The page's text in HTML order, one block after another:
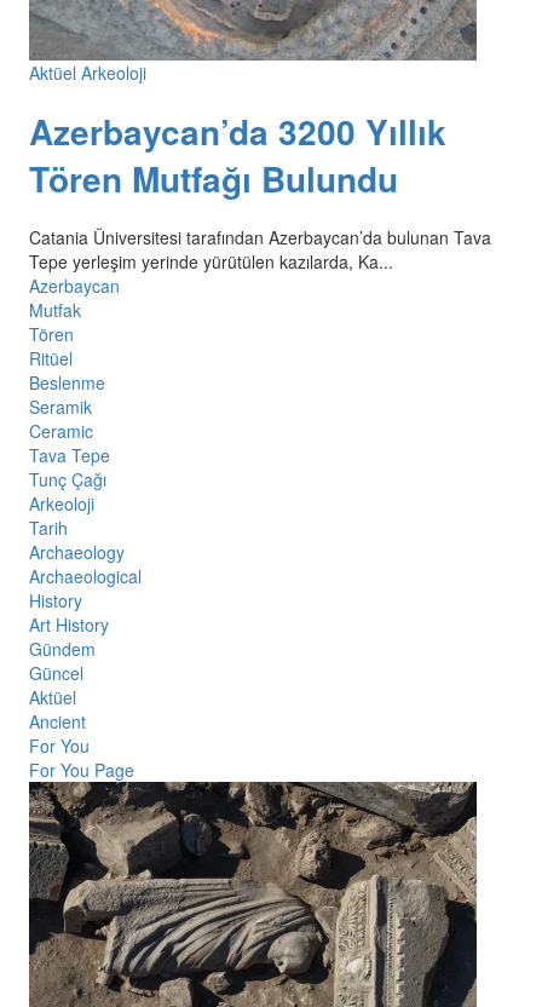
Aktüel Arkeoloji
Azerbaycan’da 3200 Yıllık
Tören Mutfağı Bulundu
Catania Üniversitesi tarafından Azerbaycan’da bulunan Tava
Tepe yerleşim yerinde yürütülen kazılarda, Ka...
Azerbaycan
Mutfak
Tören
Ritüel
Beslenme
Seramik
Ceramic
Tava Tepe
Tunç Çağı
Arkeoloji
Tarih
Archaeology
Archaeological
History
Art History
Gündem
Güncel
Aktüel
Ancient
For You
For You Page